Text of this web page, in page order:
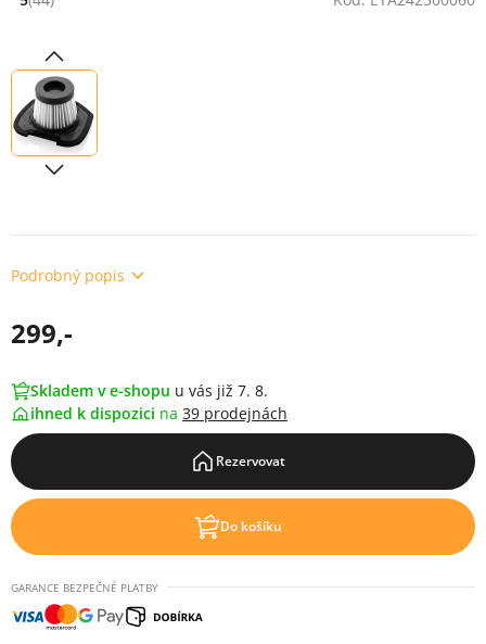
Hodnocení: 5 z 5 (44 recenzí)
Podrobný popis
299,-
Skladem v e-shopu u vás již 7. 8.
ihned k dispozici na 39 prodejnách
Rezervovat
Do košíku
GARANCE BEZPEČNÉ PLATBY